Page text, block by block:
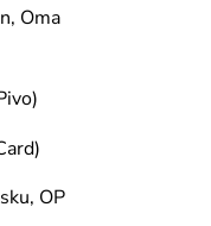
Oma
OP